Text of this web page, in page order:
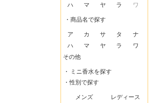
ハ
マ ヤ ラ ワ
・商品名で探す
ア カ サ タ
ナ
ハ
マ ヤ ラ
ワ
その他
・
ミニ香水を探す
・性別で探す
メンズ
レディース